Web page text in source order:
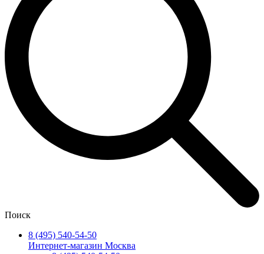
Поиск
8 (495) 540-54-50
Интернет-магазин Москва